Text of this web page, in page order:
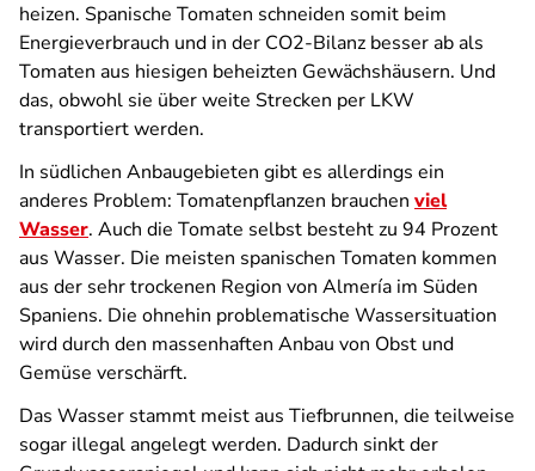
heizen. Spanische Tomaten schneiden somit beim
Energieverbrauch und in der CO2-Bilanz besser ab als
Tomaten aus hiesigen beheizten Gewächshäusern. Und
das, obwohl sie über weite Strecken per LKW
transportiert werden.
In südlichen Anbaugebieten gibt es allerdings ein
anderes Problem: Tomatenpflanzen brauchen viel
Wasser. Auch die Tomate selbst besteht zu 94 Prozent
aus Wasser. Die meisten spanischen Tomaten kommen
aus der sehr trockenen Region von Almería im Süden
Spaniens. Die ohnehin problematische Wassersituation
wird durch den massenhaften Anbau von Obst und
Gemüse verschärft.
Das Wasser stammt meist aus Tiefbrunnen, die teilweise
sogar illegal angelegt werden. Dadurch sinkt der